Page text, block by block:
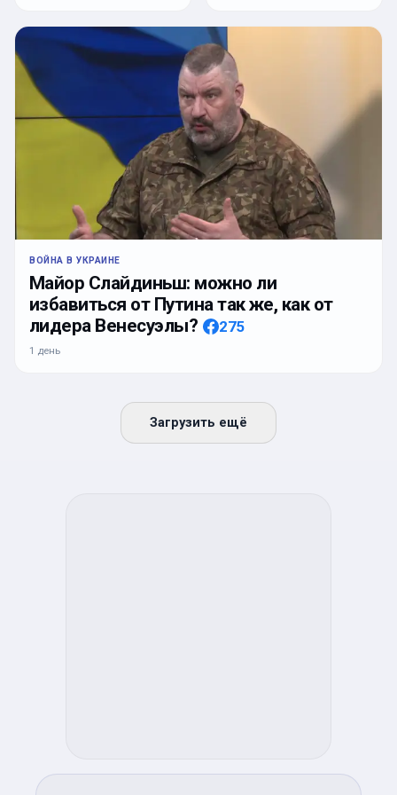
ВОЙНА В УКРАИНЕ
Майор Слайдиньш: можно ли
избавиться от Путина так же, как от
лидера Венесуэлы?
275
1 день
Загрузить ещё